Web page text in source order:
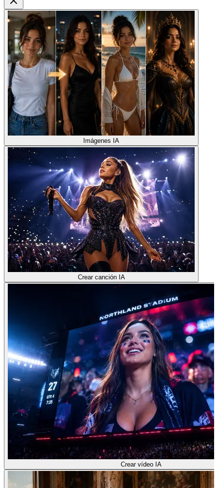
Imágenes IA
Crear canción IA
Crear vídeo IA